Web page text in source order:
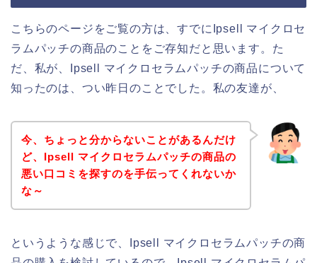
こちらのページをご覧の方は、すでにIpsell マイクロセ
ラムパッチの商品のことをご存知だと思います。た
だ、私が、Ipsell マイクロセラムパッチの商品について
知ったのは、つい昨日のことでした。私の友達が、
今、ちょっと分からないことがあるんだけ
ど、Ipsell マイクロセラムパッチの商品の
悪い口コミを探すのを手伝ってくれないか
な～
というような感じで、Ipsell マイクロセラムパッチの商